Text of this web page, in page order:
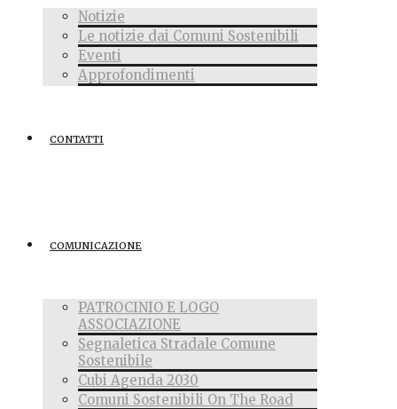
Notizie
Le notizie dai Comuni Sostenibili
Eventi
Approfondimenti
CONTATTI
COMUNICAZIONE
PATROCINIO E LOGO
ASSOCIAZIONE
Segnaletica Stradale Comune
Sostenibile
Cubi Agenda 2030
Comuni Sostenibili On The Road